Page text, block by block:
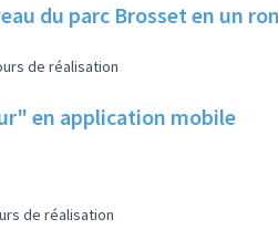
du parc Brosset en un
de réalisation
en application mobile
de réalisation